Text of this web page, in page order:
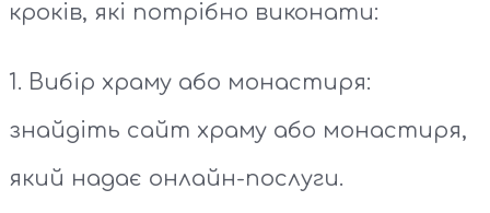
кроків, які потрібно виконати:
1. Вибір храму або монастиря:
знайдіть сайт храму або монастиря,
який надає онлайн-послуги.